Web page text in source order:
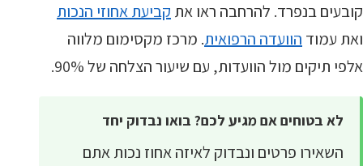
קובעים בנפרד. להרחבה ראו את קביעת אחוזי הנכות
ואת עמוד הוועדה הרפואית. מרכז מקסימום מלווה
אלפי תיקים מול הוועדות, עם שיעור הצלחה של 90%.
לא בטוחים אם מגיע לכם? בואו נבדוק יחד
השאירו פרטים ונבדוק לאיזה אחוז נכות אתם